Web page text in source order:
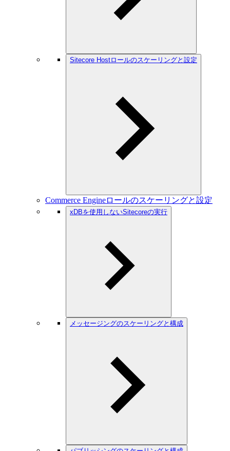
Sitecore Hostロールのスケーリングと設定
Commerce Engineロールのスケーリングと設定
xDBを使用しないSitecoreの実行
メッセージングのスケーリングと構成